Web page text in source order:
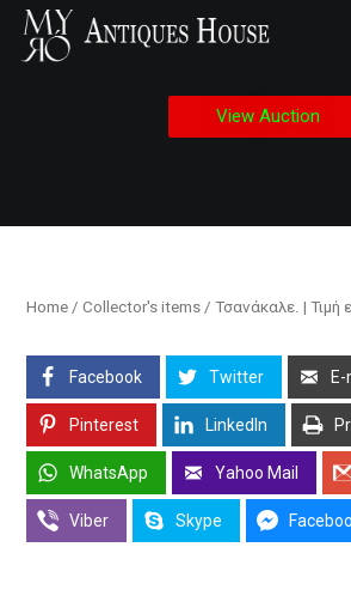
View Auction
Home / Collector's items / Τσανάκαλε. | Τιμή
Facebook Twitter E-
Pinterest LinkedIn
WhatsApp Yahoo Mail
Viber Skype